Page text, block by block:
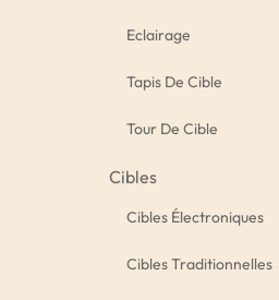
Eclairage
Tapis De Cible
Tour De Cible
Cibles
Cibles Électroniques
Cibles Traditionnelles